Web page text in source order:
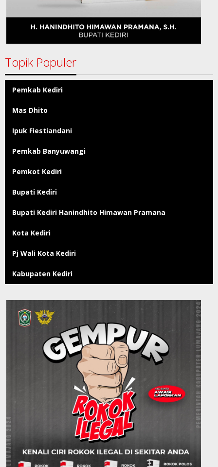
Topik Populer
Pemkab Kediri
Mas Dhito
Ipuk Fiestiandani
Pemkab Banyuwangi
Pemkot Kediri
Bupati Kediri
Bupati Kediri Hanindhito Himawan Pramana
Kota Kediri
Pj Wali Kota Kediri
Kabupaten Kediri